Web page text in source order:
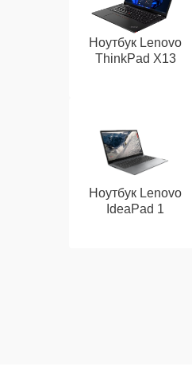
Ноутбук Lenovo
ThinkPad X13
Ноутбук Lenovo
IdeaPad 1